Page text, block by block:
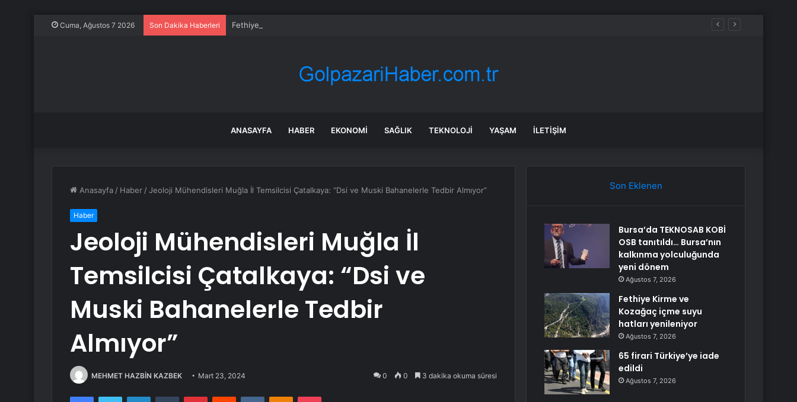
Cuma, Ağustos 7 2026 Son Dakika Haberleri Fethiye Kirme ve Kozağaç içme suyu hatları yenileniyor
ANASAYFA HABER EKONOMI SAĞLIK TEKNOLOJI YAŞAM İLETIŞIM
Anasayfa / Haber /Jeoloji Mühendisleri Muğla İl Temsilcisi Çatalkaya: “Dsi ve Muski Bahanelerle Tedbir Almıyor”
Haber
Jeoloji Mühendisleri Muğla İl
Temsilcisi Çatalkaya: “Dsi ve
Muski Bahanelerle Tedbir
Almıyor”
MEHMET HAZBİN KAZBEK Mart 23, 2024 0 0 3 dakika okuma süresi
FacebookTwitter LinkedInTumblr PinterestReddit VKontakteOdnoklassniki
Pocket
Son Eklenen
Bursa’da TEKNOSAB KOBİ
OSB tanıtıldı… Bursa’nın
kalkınma yolculuğunda
yeni dönem
Ağustos 7, 2026
Fethiye Kirme ve
Kozağaç içme suyu
hatları yenileniyor
Ağustos 7, 2026
65 firari Türkiye’ye iade
edildi
Ağustos 7, 2026